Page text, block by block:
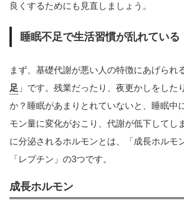
良くするためにも見直しましょう。
睡眠不足で生活習慣が乱れている
まず、基礎代謝が悪い人の特徴にあげられ
足 」です。残業だったり、夜更かしをした
か？睡眠があまりとれていないと、睡眠中
モン量に変化がおこり、代謝が低下してし
に分泌されるホルモンとは、「成長ホルモ
「レプチン」の3つです。
成長ホルモン